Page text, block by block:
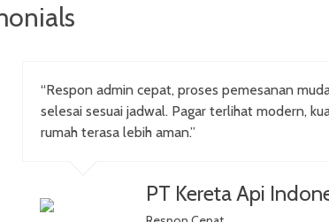
“Respon admin cepat, proses pemesanan
selesai sesuai jadwal. Pagar terlihat modern,
rumah terasa lebih aman.”
PT Kereta Api